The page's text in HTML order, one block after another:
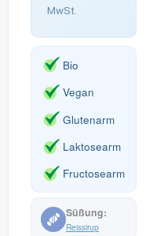
MwSt.
Bio
Vegan
Glutenarm
Laktosearm
Fructosearm
Reissirup